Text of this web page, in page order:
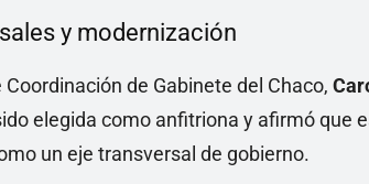
y modernización
de Gabinete del Chaco,
elegida como anfitriona y afirmó que
un eje transversal de gobierno.